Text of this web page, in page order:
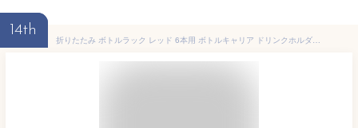
14th
折りたたみ ボトルラック レッド 6本用 ボトルキャリア ドリンクホルダー ビール瓶 缶ホルダー 持ち運び 持ち歩き キャンプ アウトドア[送料無料(一部地域を除く)]